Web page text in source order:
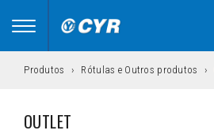
Toggle
Produtos Rótulas e Outros produtos
OUTLET